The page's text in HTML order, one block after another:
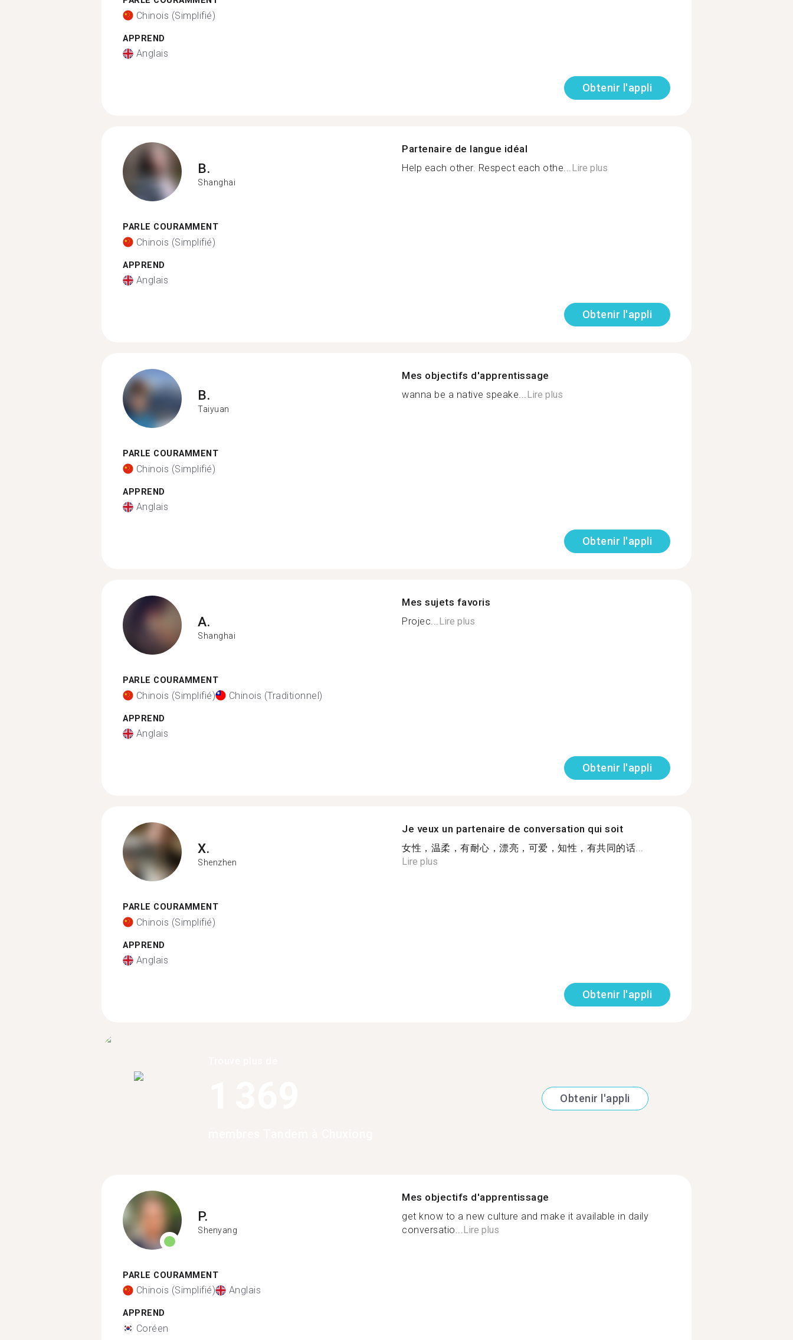
Chinois (Simplifié)
APPREND
Anglais
Obtenir l'appli
B.
Shanghai
PARLE COURAMMENT
Chinois (Simplifié)
APPREND
Anglais
Partenaire de langue idéal
Help each other. Respect each othe...Lire plus
Obtenir l'appli
B.
Taiyuan
PARLE COURAMMENT
Chinois (Simplifié)
APPREND
Anglais
Mes objectifs d'apprentissage
wanna be a native speake...Lire plus
Obtenir l'appli
A.
Shanghai
PARLE COURAMMENT
Chinois (Simplifié) Chinois (Traditionnel)
APPREND
Anglais
Mes sujets favoris
Projec...Lire plus
Obtenir l'appli
X.
Shenzhen
PARLE COURAMMENT
Chinois (Simplifié)
APPREND
Anglais
Je veux un partenaire de conversation qui soit
女性，温柔，有耐心，漂亮，可爱，知性，有共同的话...
Lire plus
Obtenir l'appli
Obtenir l'appli
P.
Shenyang
PARLE COURAMMENT
Chinois (Simplifié) Anglais
APPREND
Coréen
Mes objectifs d'apprentissage
get know to a new culture and make it available in daily
conversatio... Lire plus